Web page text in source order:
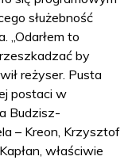
służebność
„Odarłem to
by
reżyser. Pusta
postaci w
Budzisz-
– Kreon, Krzysztof
właściwie